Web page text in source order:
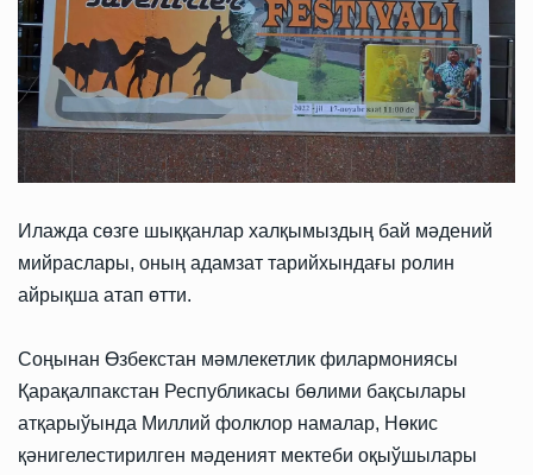
Илажда сөзге шыққанлар халқымыздың бай мәдений
мийраслары, оның адамзат тарийхындағы ролин
айрықша атап өтти.
Соңынан Өзбекстан мәмлекетлик филармониясы
Қарақалпакстан Республикасы бөлими бақсылары
атқарыўында Миллий фолклор намалар, Нөкис
қәнигелестирилген мәденият мектеби оқыўшылары